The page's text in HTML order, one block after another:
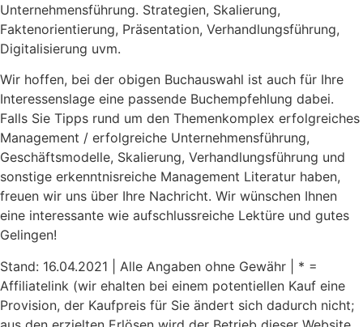
Unternehmensführung. Strategien, Skalierung,
Faktenorientierung, Präsentation, Verhandlungsführung,
Digitalisierung uvm.
Wir hoffen, bei der obigen Buchauswahl ist auch für Ihre
Interessenslage eine passende Buchempfehlung dabei.
Falls Sie Tipps rund um den Themenkomplex erfolgreiches
Management / erfolgreiche Unternehmensführung,
Geschäftsmodelle, Skalierung, Verhandlungsführung und
sonstige erkenntnisreiche Management Literatur haben,
freuen wir uns über Ihre Nachricht. Wir wünschen Ihnen
eine interessante wie aufschlussreiche Lektüre und gutes
Gelingen!
Stand: 16.04.2021 | Alle Angaben ohne Gewähr | * =
Affiliatelink (wir ehalten bei einem potentiellen Kauf eine
Provision, der Kaufpreis für Sie ändert sich dadurch nicht;